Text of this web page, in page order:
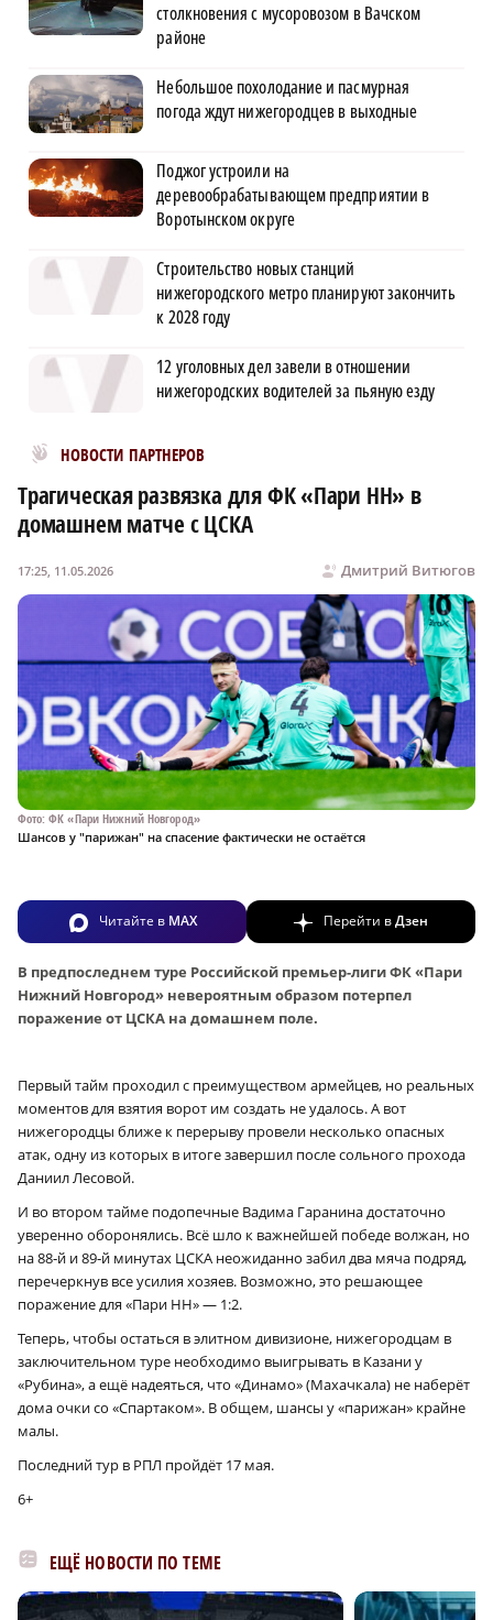
столкновения с мусоровозом в Вачском
районе
Небольшое похолодание и пасмурная
погода ждут нижегородцев в выходные
Поджог устроили на
деревообрабатывающем предприятии в
Воротынском округе
Строительство новых станций
нижегородского метро планируют закончить
к 2028 году
12 уголовных дел завели в отношении
нижегородских водителей за пьяную езду
НОВОСТИ ПАРТНЕРОВ
Новости МирТесен
Трагическая развязка для ФК «Пари НН» в
домашнем матче с ЦСКА
Дмитрий Витюгов
17:25, 11.05.2026
Фото: ФК «Пари Нижний Новгород»
Шансов у "парижан" на спасение фактически не остаётся
Читайте в MAX Перейти вДзен
В предпоследнем туре Российской премьер-лиги ФК «Пари
Нижний Новгород» невероятным образом потерпел
поражение от ЦСКА на домашнем поле.
Первый тайм проходил с преимуществом армейцев, но реальных
моментов для взятия ворот им создать не удалось. А вот
нижегородцы ближе к перерыву провели несколько опасных
атак, одну из которых в итоге завершил после сольного прохода
Даниил Лесовой.
И во втором тайме подопечные Вадима Гаранина достаточно
уверенно оборонялись. Всё шло к важнейшей победе волжан, но
на 88‑й и 89‑й минутах ЦСКА неожиданно забил два мяча подряд,
перечеркнув все усилия хозяев. Возможно, это решающее
поражение для «Пари НН» — 1:2.
Теперь, чтобы остаться в элитном дивизионе, нижегородцам в
заключительном туре необходимо выигрывать в Казани у
«Рубина», а ещё надеяться, что «Динамо» (Махачкала) не наберёт
дома очки со «Спартаком». В общем, шансы у «парижан» крайне
малы.
Последний тур в РПЛ пройдёт 17 мая.
6+
ЕЩЁ НОВОСТИ ПО ТЕМЕ